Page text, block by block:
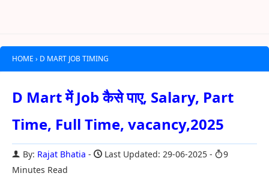
HOME › D MART JOB TIMING
D Mart में Job कैसे पाए, Salary, Part
Time, Full Time, vacancy,2025
By: Rajat Bhatia Last Updated: 29-06-2025
9
Minutes Read